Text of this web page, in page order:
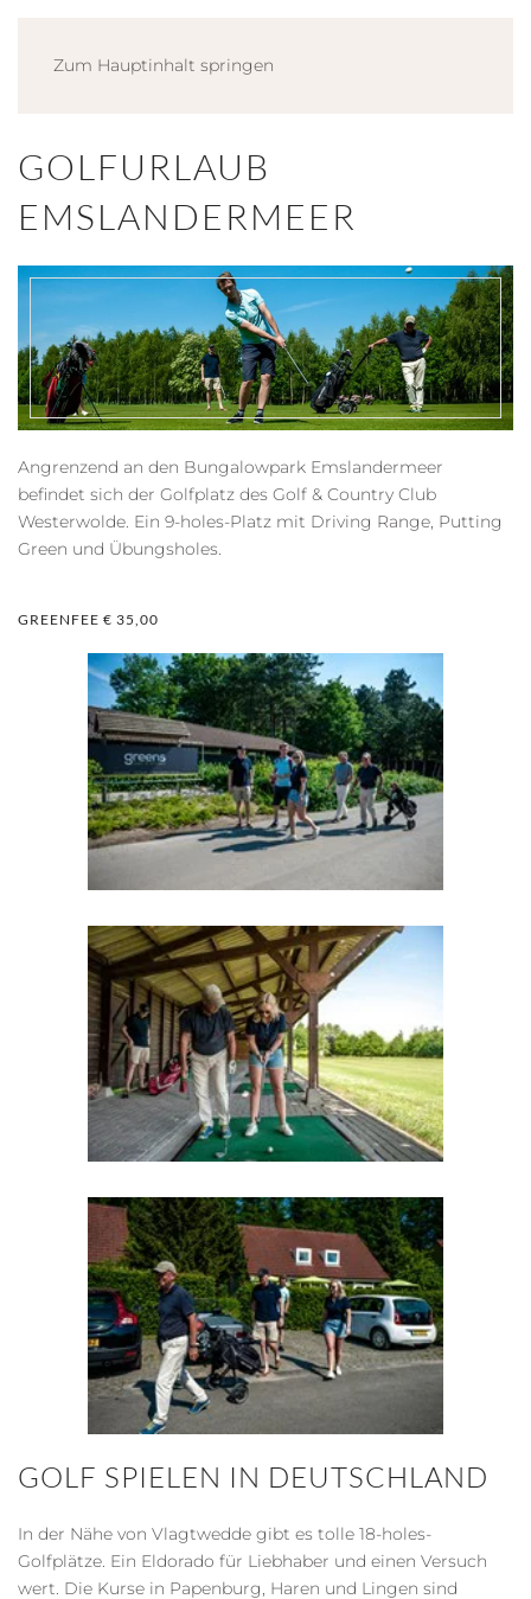
Zum Hauptinhalt springen
GOLFURLAUB
EMSLANDERMEER
Angrenzend an den Bungalowpark Emslandermeer
befindet sich der Golfplatz des Golf & Country Club
Westerwolde. Ein 9-holes-Platz mit Driving Range, Putting
Green und Übungsholes.
GREENFEE € 35,00
GOLF SPIELEN IN DEUTSCHLAND
In der Nähe von Vlagtwedde gibt es tolle 18-holes-
Golfplätze. Ein Eldorado für Liebhaber und einen Versuch
wert. Die Kurse in Papenburg, Haren und Lingen sind